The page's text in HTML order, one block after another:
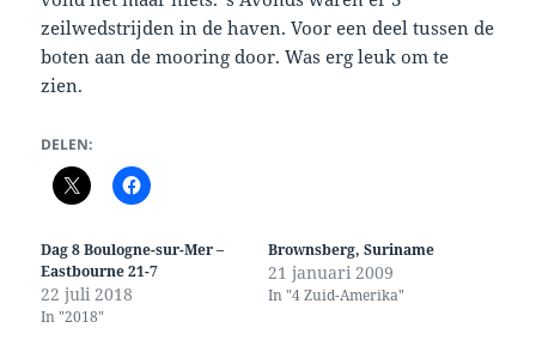
zeilwedstrijden in de haven. Voor een deel tussen de
boten aan de mooring door. Was erg leuk om te
zien.
DELEN:
Dag 8 Boulogne-sur-Mer –
Eastbourne 21-7
22 juli 2018
In "2018"
Brownsberg, Suriname
21 januari 2009
In "4 Zuid-Amerika"